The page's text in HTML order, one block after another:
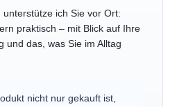
ich Sie vor Ort:
praktisch – mit Blick auf Ihre
und das, was Sie im Alltag
nicht nur gekauft ist,